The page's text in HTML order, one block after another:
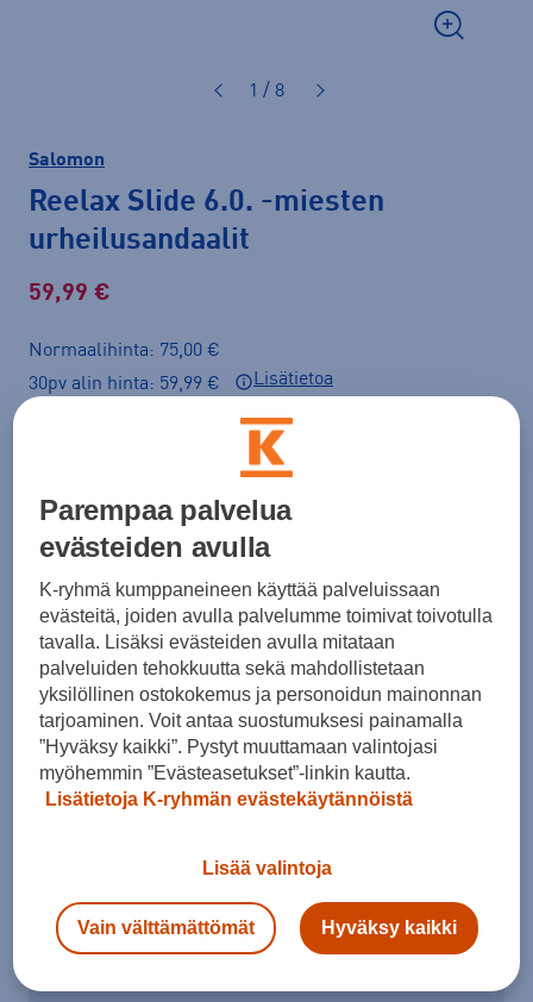
1 / 8
Salomon
Reelax Slide 6.0. -miesten
urheilusandaalit
59,99 €
Normaalihinta: 75,00 €
30pv alin hinta: 59,99 €
Lisätietoa
Koko
41 ⅓ 42 42 ⅔ 43 ⅓ 44 44 ⅔
46 ⅔ 47 ⅓
Kokotaulukko
Lisää ostoskoriin
Tarkista saatavuus ja tilaa myymälästä
Verkkokauppa: SaatavillaMyymälät: Saatavilla
Parempaa palvelua
evästeiden avulla
K-ryhmä kumppaneineen käyttää palveluissaan
evästeitä, joiden avulla palvelumme toimivat toivotulla
tavalla. Lisäksi evästeiden avulla mitataan
palveluiden tehokkuutta sekä mahdollistetaan
yksilöllinen ostokokemus ja personoidun mainonnan
tarjoaminen. Voit antaa suostumuksesi painamalla
”Hyväksy kaikki”. Pystyt muuttamaan valintojasi
myöhemmin ”Evästeasetukset”-linkin kautta.
Lisätietoja K-ryhmän evästekäytännöistä
Lisää valintoja
Vain välttämättömät Hyväksy kaikki